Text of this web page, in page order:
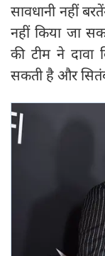
सावधानी नहीं
नहीं किया जा
की टीम ने
सकती है और